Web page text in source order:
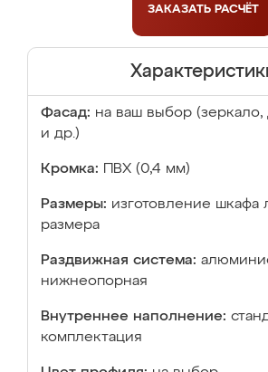
ЗАКАЗАТЬ РАСЧЁТ
Фасад: на ваш выбор
и др.)
Кромка: ПВХ (0,4 мм)
Размеры: изготовление шкафа
размера
Раздвижная система:
нижнеопорная
Внутреннее наполнение:
комплектация